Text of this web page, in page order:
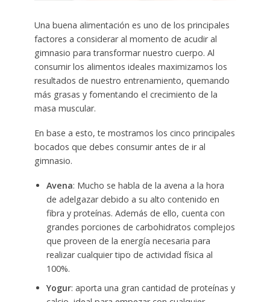
Una buena alimentación es uno de los principales
factores a considerar al momento de acudir al
gimnasio para transformar nuestro cuerpo. Al
consumir los alimentos ideales maximizamos los
resultados de nuestro entrenamiento, quemando
más grasas y fomentando el crecimiento de la
masa muscular.
En base a esto, te mostramos los cinco principales
bocados que debes consumir antes de ir al
gimnasio.
Avena: Mucho se habla de la avena a la hora
de adelgazar debido a su alto contenido en
fibra y proteínas. Además de ello, cuenta con
grandes porciones de carbohidratos complejos
que proveen de la energía necesaria para
realizar cualquier tipo de actividad física al
100%.
Yogur: aporta una gran cantidad de proteínas y